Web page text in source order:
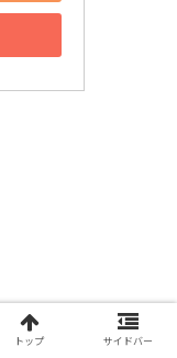
トップ サイドバー